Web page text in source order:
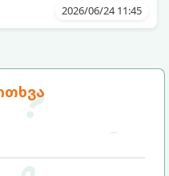
თუმცა,
ეხმარება
ბავშვთა
სწორედ
ერთ-ერთი ყველაზე
მართვაც
ადრეული
2026/06/24 11:45